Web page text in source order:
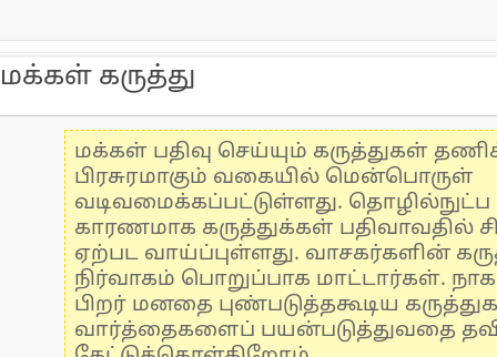
மக்கள் கருத்து
மக்கள் பதிவு செய்யும் கருத்துகள்
பிரசுரமாகும் வகையில் மென்பொருள்
வடிவமைக்கப்பட்டுள்ளது.
காரணமாக கருத்துக்கள் பதிவாவதில்
ஏற்பட வாய்ப்புள்ளது. வாசகர்களின்
நிர்வாகம் பொறுப்பாக மாட்டார்கள்.
பிறர் மனதை புண்படுத்தகூடிய
வார்த்தைகளைப் பயன்படுத்துவதை